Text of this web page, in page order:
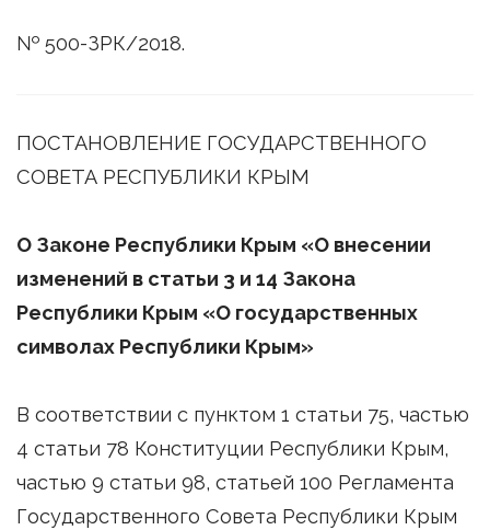
№ 500-ЗРК/2018.
ПОСТАНОВЛЕНИЕ ГОСУДАРСТВЕННОГО
СОВЕТА РЕСПУБЛИКИ КРЫМ
О Законе Республики Крым «О внесении
изменений в статьи 3 и 14 Закона
Республики Крым «О государственных
символах Республики Крым»
В соответствии с пунктом 1 статьи 75, частью
4 статьи 78 Конституции Республики Крым,
частью 9 статьи 98, статьей 100 Регламента
Государственного Совета Республики Крым